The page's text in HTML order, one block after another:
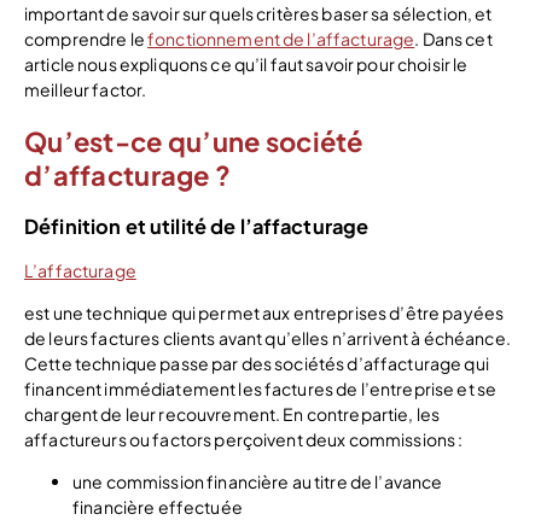
important de savoir sur quels critères baser sa sélection, et
comprendre lefonctionnement de l’affacturage . Dans cet
article nous expliquons ce qu’il faut savoir pour choisir le
meilleur factor.
Qu’est-ce qu’une société
d’affacturage ?
Définition et utilité de l’affacturage
L’affacturage
est une technique qui permet aux entreprises d’être payées
de leurs factures clients avant qu’elles n’arrivent à échéance.
Cette technique passe par des sociétés d’affacturage qui
financent immédiatement les factures de l’entreprise et se
chargent de leur recouvrement. En contrepartie, les
affactureurs ou factors perçoivent deux commissions :
une commission financière au titre de l’avance
financière effectuée